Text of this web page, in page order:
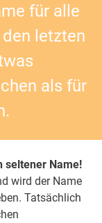
für alle
letzten
als für
seltener Name!
wird der Name
Tatsächlich